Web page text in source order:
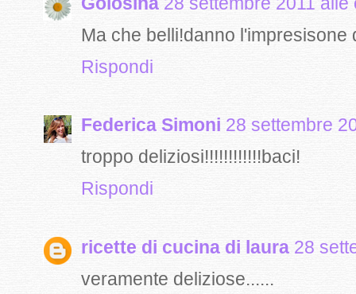
Ma che belli!danno
Rispondi
Federica Simoni 28 settembre
troppo deliziosi!!!!!!!!!!!!baci!
Rispondi
ricette di cucina di laura 28
veramente deliziose......